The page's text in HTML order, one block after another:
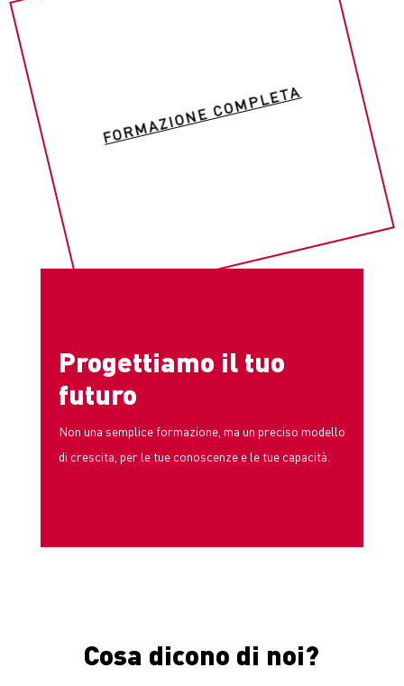
FORMAZIONE COMPLETA
Progettiamo il tuo
futuro
Non una semplice formazione, ma un preciso modello
di crescita, per le tue conoscenze e le tue capacità.
Cosa dicono di noi?